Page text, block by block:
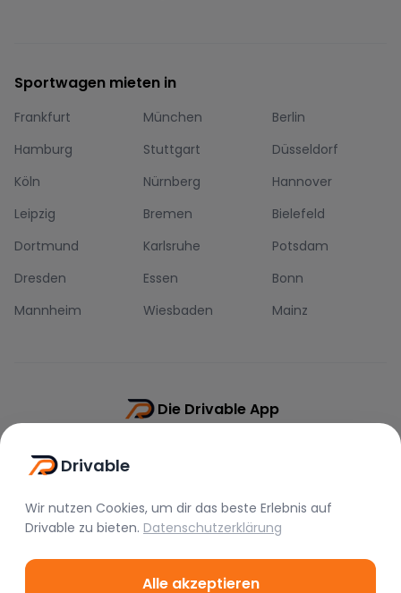
Sportwagen mieten in
Frankfurt München
Berlin
Hamburg
Stuttgart
Düsseldorf
Köln
Nürnberg
Hannover
Leipzig
Bremen
Bielefeld
Dortmund
Karlsruhe
Potsdam
Dresden
Essen
Bonn
Mannheim
Wiesbaden Mainz
Die Drivable App
Drivable
Wir nutzen Cookies, um dir das beste Erlebnis auf
Drivable zu bieten. Datenschutzerklärung
Alle akzeptieren